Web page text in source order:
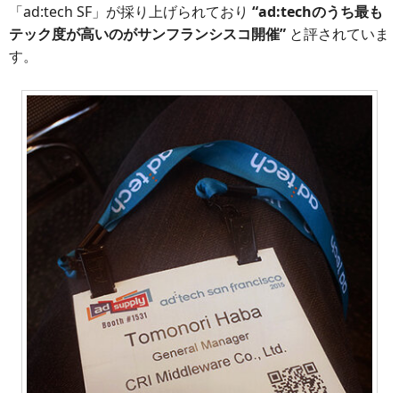
「ad:tech SF」が採り上げられており “ad:techのうち最も
テック度が高いのがサンフランシスコ開催” と評されていま
す。